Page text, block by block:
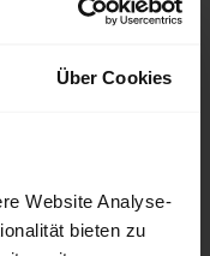
Über Cookies
Website Analyse-
bieten zu